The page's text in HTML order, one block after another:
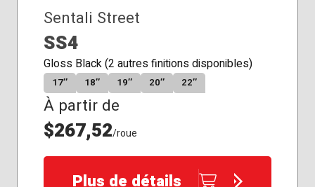
Sentali Street
SS4
Gloss Black (2 autres finitions disponibles)
17″ 18″ 19″ 20″ 22″
À partir de
$267,52/roue
Plus de détails